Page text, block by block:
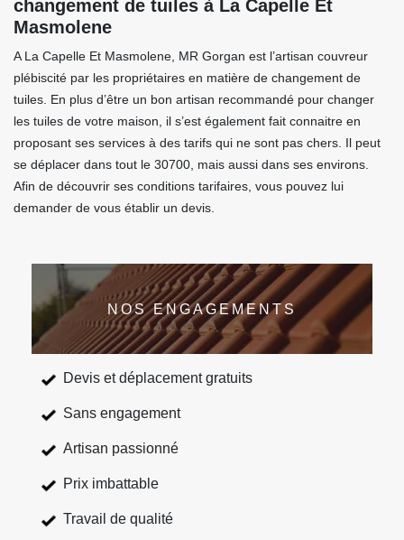
changement de tuiles à La Capelle Et
Masmolene
A La Capelle Et Masmolene, MR Gorgan est l’artisan couvreur
plébiscité par les propriétaires en matière de changement de
tuiles. En plus d’être un bon artisan recommandé pour changer
les tuiles de votre maison, il s’est également fait connaitre en
proposant ses services à des tarifs qui ne sont pas chers. Il peut
se déplacer dans tout le 30700, mais aussi dans ses environs.
Afin de découvrir ses conditions tarifaires, vous pouvez lui
demander de vous établir un devis.
NOS ENGAGEMENTS
Devis et déplacement gratuits
Sans engagement
Artisan passionné
Prix imbattable
Travail de qualité